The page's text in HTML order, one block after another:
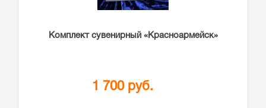
Комплект сувенирный «Красноармейск»
1 700 руб.